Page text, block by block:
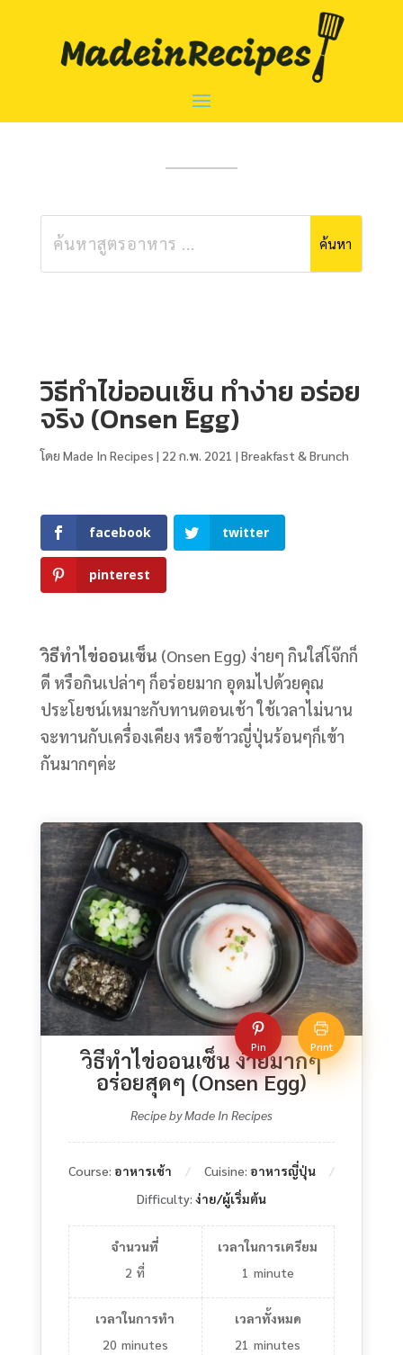
วิธีทําไข่ออนเซ็น ทำง่าย อร่อย
จริง (Onsen Egg)
โดย Made In Recipes | 22 ก.พ. 2021 | Breakfast & Brunch
facebook twitter
pinterest
วิธีทําไข่ออนเซ็น (Onsen Egg) ง่ายๆ กินใส่โจ๊กก็
ดี หรือกินเปล่าๆ ก็อร่อยมาก อุดมไปด้วยคุณ
ประโยชน์เหมาะกับทานตอนเช้า ใช้เวลาไม่นาน
จะทานกับเครื่องเคียง หรือข้าวญี่ปุ่นร้อนๆก็เข้า
กันมากๆค่ะ
Pin Print
วิธีทําไข่ออนเซ็น ง่ายมากๆ
อร่อยสุดๆ (Onsen Egg)
Recipe by Made In Recipes
Course: อาหารเช้า Cuisine: อาหารญี่ปุ่น
Difficulty: ง่าย/ผู้เริ่มต้น
จำนวนที่
2 ที่
เวลาในการเตรียม
1 minute
เวลาในการทำ
20 minutes
เวลาทั้งหมด
21 minutes